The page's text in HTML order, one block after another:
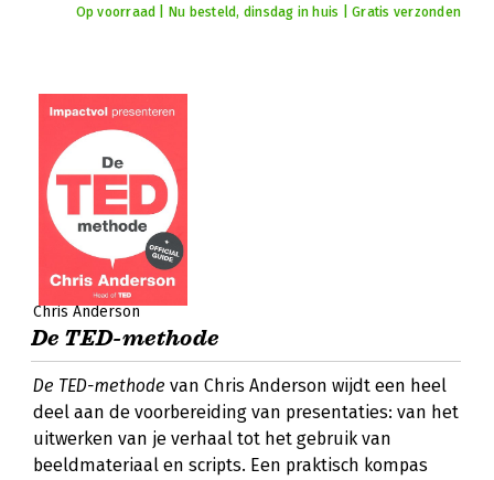
Op voorraad | Nu besteld, dinsdag in huis | Gratis verzonden
Chris Anderson
De TED-methode
De TED-methode van Chris Anderson wijdt een heel
deel aan de voorbereiding van presentaties: van het
uitwerken van je verhaal tot het gebruik van
beeldmateriaal en scripts. Een praktisch kompas